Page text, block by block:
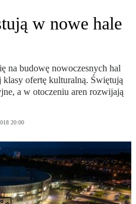
w nowe hale
na budowę nowoczesnych hal
ofertę kulturalną. Świętują
a w otoczeniu aren rozwijają
20:00